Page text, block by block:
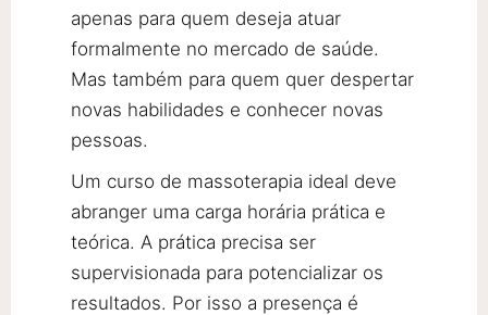
apenas para quem deseja atuar
formalmente no mercado de saúde.
Mas também para quem quer despertar
novas habilidades e conhecer novas
pessoas.
Um curso de massoterapia ideal deve
abranger uma carga horária prática e
teórica. A prática precisa ser
supervisionada para potencializar os
resultados. Por isso a presença é